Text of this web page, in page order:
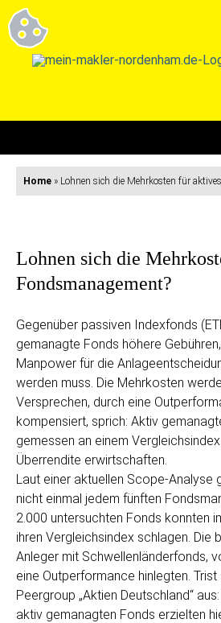
Home » Lohnen sich die Mehrkosten für
Lohnen sich die
Fondsmanagement?
Gegenüber passiven Indexfonds
gemanagte Fonds höhere
Manpower für die
werden muss. Die Mehrkosten
Versprechen, durch eine
kompensiert, sprich: Aktiv
gemessen an einem
Überrendite erwirtschaften.
Laut einer aktuellen Scope-Analyse
nicht einmal jedem fünften
2.000 untersuchten Fonds konnten
ihren Vergleichsindex schlagen. Die
Anleger mit Schwellenländerfonds,
eine Outperformance hinlegten.
Peergroup „Aktien Deutschland“
aktiv gemanagten Fonds erzielten